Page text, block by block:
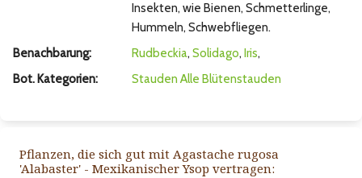
Insekten, wie Bienen, Schmetterlinge,
Hummeln, Schwebfliegen.
Benachbarung:
Rudbeckia, Solidago, Iris,
Bot. Kategorien:
Stauden Alle Blütenstauden
Pflanzen, die sich gut mit Agastache rugosa
'Alabaster' - Mexikanischer Ysop vertragen: